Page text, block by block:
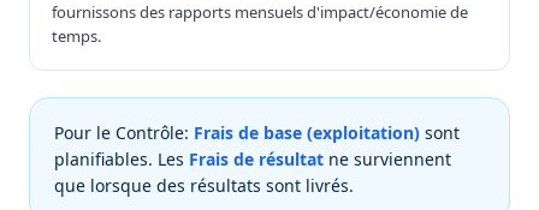
fournissons des rapports mensuels d'impact/économie de
temps.
Pour le Contrôle: Frais de base (exploitation) sont
planifiables. Les Frais de résultat ne surviennent
que lorsque des résultats sont livrés.